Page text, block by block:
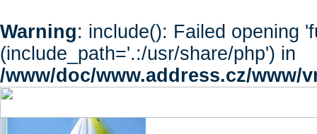
Warning: include(): Failed opening
(include_path='.:/usr/share/php') in
/www/doc/www.address.cz/www/